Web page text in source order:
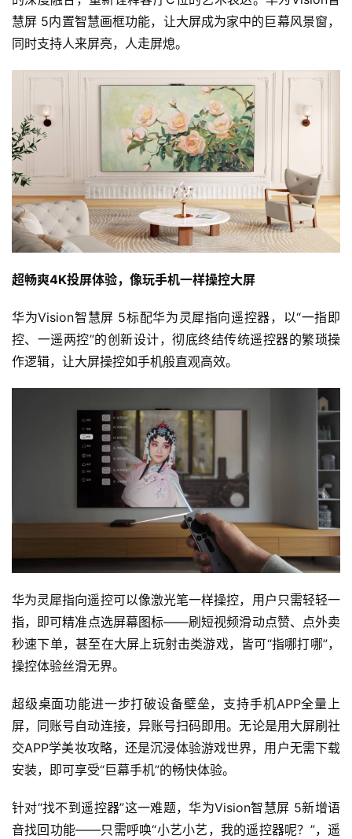
评
测
旅
行
家
车
讯
快
报
专
栏
注册
慧屏 5内置智慧画框功能，让大屏成为家中的巨幕风景窗，
同时支持人来屏亮，人走屏熄。
超畅爽4K投屏体验，像玩手机一样操控大屏
华为Vision智慧屏 5标配华为灵犀指向遥控器，以“一指即
控、一遥两控”的创新设计，彻底终结传统遥控器的繁琐操
作逻辑，让大屏操控如手机般直观高效。
华为灵犀指向遥控可以像激光笔一样操控，用户只需轻轻一
指，即可精准点选屏幕图标——刷短视频滑动点赞、点外卖
秒速下单，甚至在大屏上玩射击类游戏，皆可“指哪打哪”，
操控体验丝滑无界。
超级桌面功能进一步打破设备壁垒，支持手机APP全量上
屏，同账号自动连接，异账号扫码即用。无论是用大屏刷社
交APP学美妆攻略，还是沉浸体验游戏世界，用户无需下载
安装，即可享受“巨幕手机”的畅快体验。
针对“找不到遥控器”这一难题，华为Vision智慧屏 5新增语
音找回功能——只需呼唤“小艺小艺，我的遥控器呢？”，遥